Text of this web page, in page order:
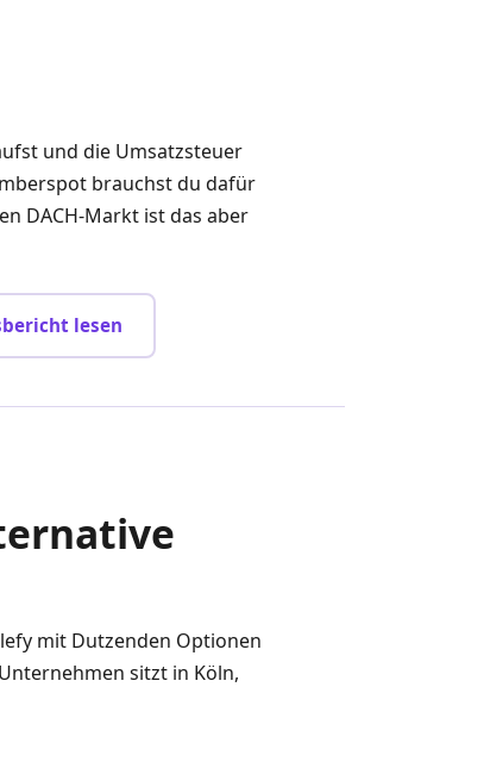
und die Umsatzsteuer
brauchst du dafür
DACH-Markt ist das aber
lesen
mit Dutzenden Optionen
sitzt in Köln,